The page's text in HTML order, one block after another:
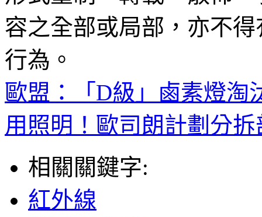
容之全部或局部，亦不
行為。
歐盟：「D級」鹵素燈淘
用照明！歐司朗計劃分
相關關鍵字:
紅外線